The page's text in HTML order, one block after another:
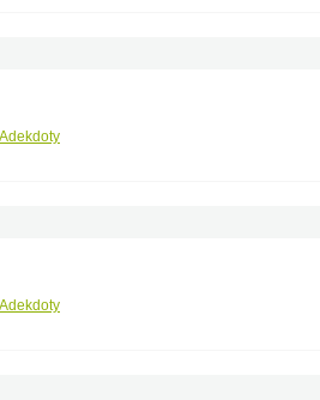
Adekdoty
Adekdoty